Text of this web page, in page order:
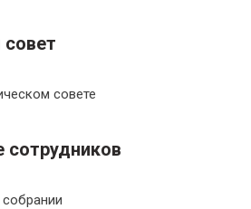
совет
совете